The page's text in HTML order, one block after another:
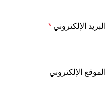
البريد الإلكتروني *
الموقع الإلكتروني